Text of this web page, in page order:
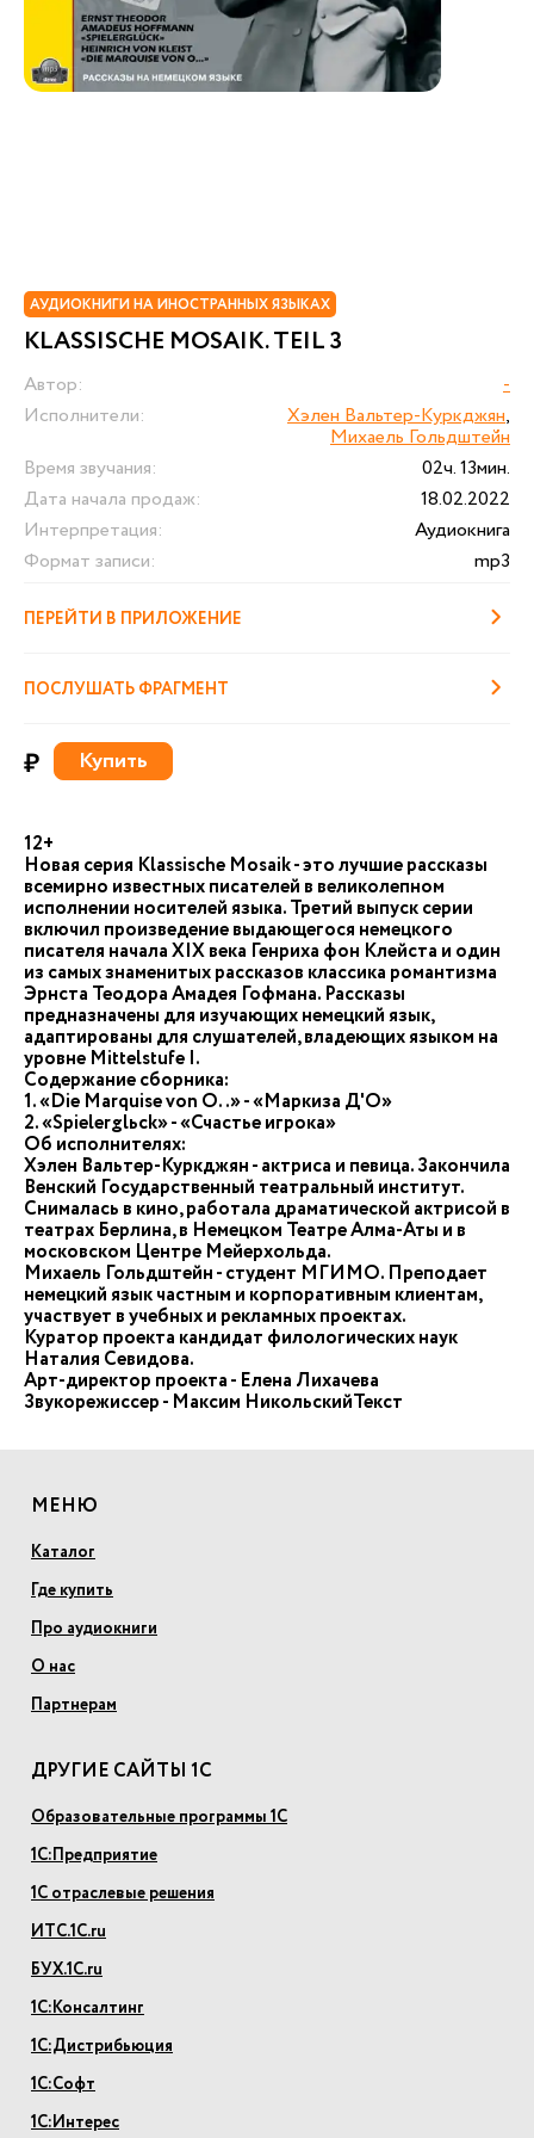
АУДИОКНИГИ НА ИНОСТРАННЫХ ЯЗЫКАХ
KLASSISCHE MOSAIK. TEIL 3
Автор:
-
Исполнители:
Хэлен Вальтер-Куркджян,
Михаель Гольдштейн
Время звучания:
02ч. 13мин.
Дата начала продаж:
18.02.2022
Интерпретация:
Аудиокнига
Формат записи:
mp3
ПЕРЕЙТИ В ПРИЛОЖЕНИЕ
ПОСЛУШАТЬ ФРАГМЕНТ
₽ Купить
12+
Новая серия Klassische Mosaik - это лучшие рассказы
всемирно известных писателей в великолепном
исполнении носителей языка. Третий выпуск серии
включил произведение выдающегося немецкого
писателя начала XIX века Генриха фон Клейста и один
из самых знаменитых рассказов классика романтизма
Эрнста Теодора Амадея Гофмана. Рассказы
предназначены для изучающих немецкий язык,
адаптированы для слушателей, владеющих языком на
уровне Mittelstufe I.
Содержание сборника:
1. «Die Marquise von O..» - «Маркиза Д'О»
2. «Spielerglьck» - «Счастье игрока»
Об исполнителях:
Хэлен Вальтер-Куркджян - актриса и певица. Закончила
Венский Государственный театральный институт.
Снималась в кино, работала драматической актрисой в
театрах Берлина, в Немецком Театре Алма-Аты и в
московском Центре Мейерхольда.
Михаель Гольдштейн - студент МГИМО. Преподает
немецкий язык частным и корпоративным клиентам,
участвует в учебных и рекламных проектах.
Куратор проекта кандидат филологических наук
Наталия Севидова.
Арт-директор проекта - Елена Лихачева
Звукорежиссер - Максим НикольскийТекст
МЕНЮ
Каталог
Где купить
Про аудиокниги
О нас
Партнерам
ДРУГИЕ САЙТЫ 1С
Образовательные программы 1С
1С:Предприятие
1С отраслевые решения
ИТС.1С.ru
БУХ.1С.ru
1С:Консалтинг
1С:Дистрибьюция
1С:Софт
1С:Интерес